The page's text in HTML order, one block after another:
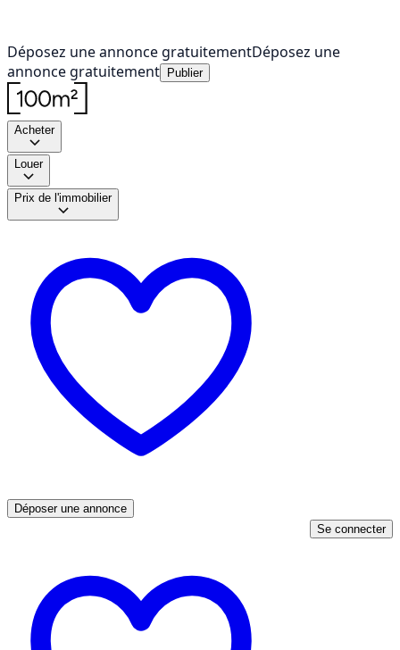
Déposez une annonce gratuitementDéposez une
annonce gratuitement
Publier
Acheter
Louer
Prix de l'immobilier
Déposer une annonce
Se connecter